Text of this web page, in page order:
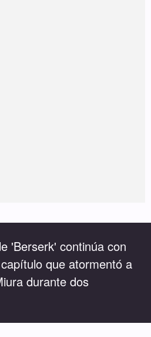
'Berserk' continúa con
que atormentó a
durante dos